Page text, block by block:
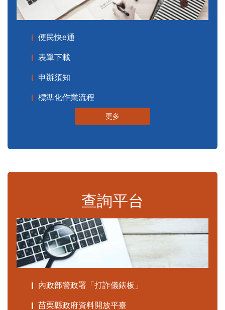
便民快e通
表單下載
申辦須知
標準化作業流程
更多
查詢平台
內政部警政署「打詐儀錶板」
苗栗縣政府資料開放平臺